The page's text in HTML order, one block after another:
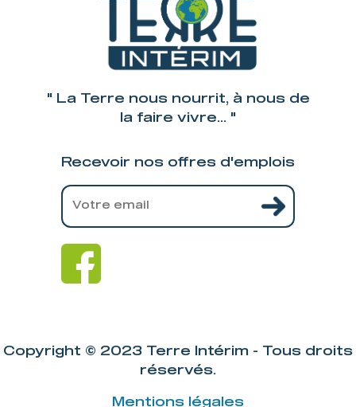
" La Terre nous nourrit, à nous de
la faire vivre... "
Recevoir nos offres d'emplois
Copyright © 2023 Terre Intérim - Tous droits
réservés.
Mentions légales